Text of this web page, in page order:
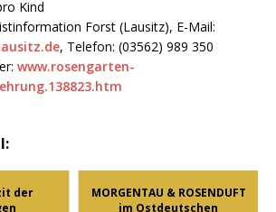
Kind
Forst (Lausitz), E-Mail:
, Telefon: (03562) 989 350
www.rosengarten-
der
MORGENTAU & ROSENDUFT
im Ostdeutschen